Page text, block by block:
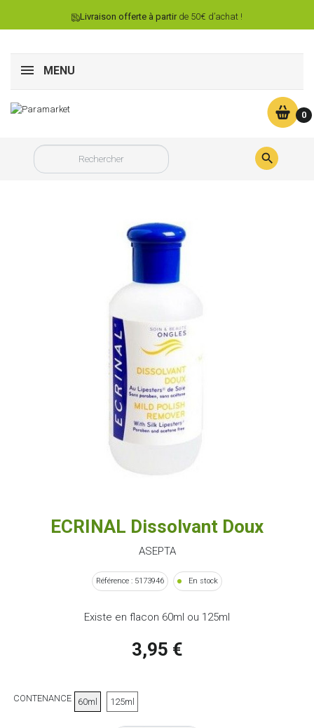
Livraison offerte à partirde 50€ d’achat !
MENU
0

ECRINAL Dissolvant Doux
ASEPTA
Référence : 5173946 En stock
Existe en flacon 60ml ou 125ml
3,95 €
CONTENANCE 60ml 125ml